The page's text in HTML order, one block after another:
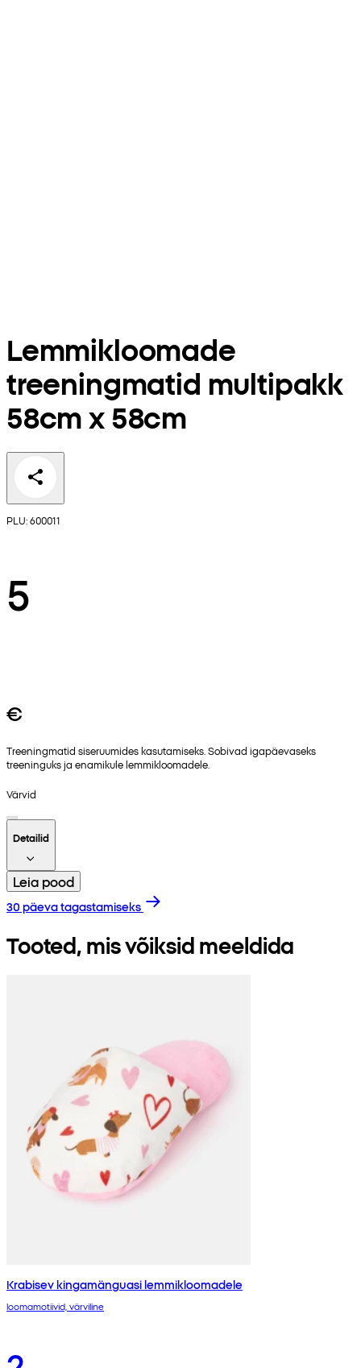
Lemmikloomade
treeningmatid multipakk
58cm x 58cm
PLU: 600011
5
€
Treeningmatid siseruumides kasutamiseks. Sobivad igapäevaseks
treeninguks ja enamikule lemmikloomadele.
Värvid
Detailid
Leia pood
30 päeva tagastamiseks
Tooted, mis võiksid meeldida
Krabisev kingamänguasi lemmikloomadele
loomamotiivid, värviline